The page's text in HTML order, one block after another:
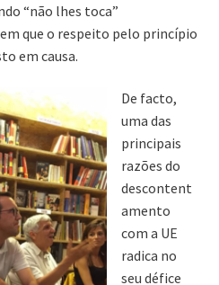
“não lhes toca”
que o respeito pelo princípio
em causa.
De facto,
uma das
principais
razões do
descontent
amento
com a UE
radica no
seu défice